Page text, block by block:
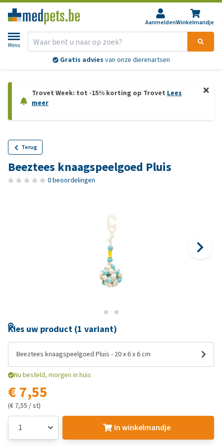
AanmeldenWinkelmandje
Menu
Gratis advies van onze dierenartsen
Trovet Week: tot -15% korting op Trovet Lees
meer
Terug
Beeztees knaagspeelgoed Pluis
0 beoordelingen
Kies uw product (1 variant)
Beeztees knaagspeelgoed Pluis - 20 x 6 x 6 cm
Nu besteld, morgen in huis
€ 7,55
(€ 7,55 / st)
In winkelmandje